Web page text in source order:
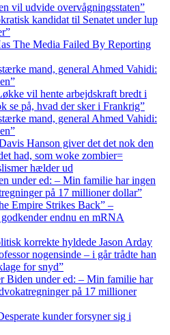
vil udvide overvågningsstaten”
kandidat til Senatet under lup
The Media Failed By Reporting
mand, general Ahmed Vahidi:
vil hente arbejdskraft bredt i
se på, hvad der sker i Frankrig”
mand, general Ahmed Vahidi:
Hanson giver det det nok den
had, som woke zombier=
hælder ud
under ed: – Min familie har ingen
på 17 millioner dollar”
Empire Strikes Back” –
endnu en mRNA
korrekte hyldede Jason Arday
nogensinde – i går trådte han
for snyd”
Biden under ed: – Min familie har
på 17 millioner
kunder forsyner sig i